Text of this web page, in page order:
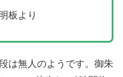
り
は無人のようです。御朱